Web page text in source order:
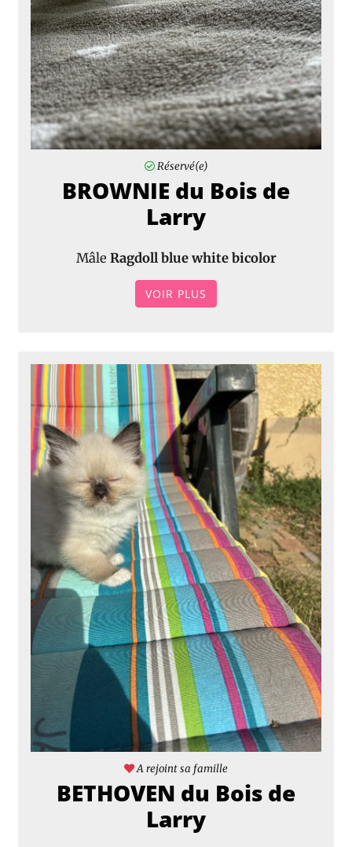
Réservé(e)
BROWNIE du Bois de
Larry
Mâle Ragdoll blue white bicolor
VOIR PLUS
A rejoint sa famille
BETHOVEN du Bois de
Larry